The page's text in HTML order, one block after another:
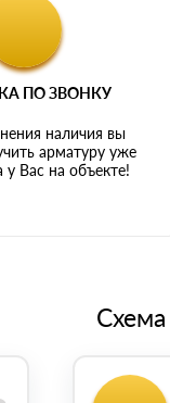
ПО ЗВОНКУ
наличия вы
арматуру уже
у Вас на объекте!